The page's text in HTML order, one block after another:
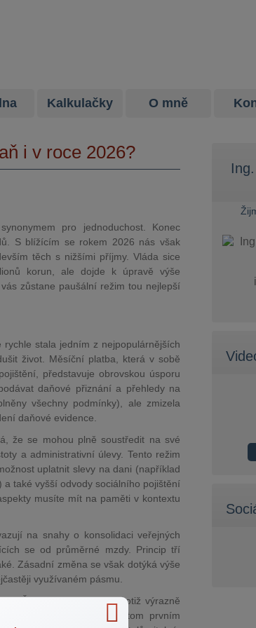
Kalkulačky O mně
i v roce 2026?
pro jednoduchost. Konec
S blížícím se rokem 2026 nás však
těch s nižšími příjmy. Vláda sice
korun, ale dojde k úpravě výše
zůstane paušální režim tou nejlepší
stala jedním z nejpopulárnějších
život. Měsíční platba, která v sobě
představuje obrovskou úsporu
daňové přiznání a přehledy na
všechny podmínky), ale zmizela
daňové evidence.
že se mohou plně soustředit na své
a administrativní úlevy. Tento režim
uplatnit slevy na dani (například
také vyšší odvody sociálního pojištění
musíte mít na paměti v kontextu
na snahy o konsolidaci veřejných
se od průměrné mzdy. Princip tří
Zásadní změna se však dotýká výše
využívaném pásmu.
s nejnižšími příjmy, totiž výrazně
neměnné, navýšení v tom prvním